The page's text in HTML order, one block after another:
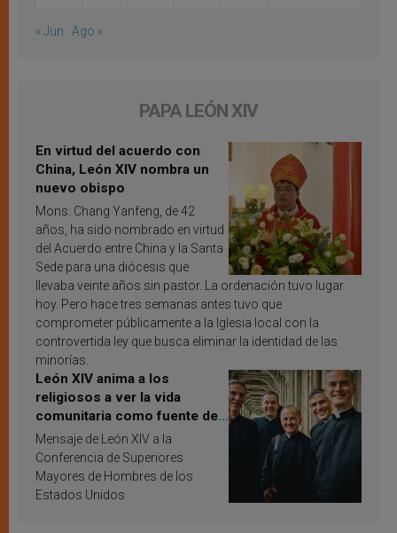
« Jun Ago »
PAPA LEÓN XIV
En virtud del acuerdo con
China, León XIV nombra un
nuevo obispo
Mons. Chang Yanfeng, de 42
años, ha sido nombrado en virtud
del Acuerdo entre China y la Santa
Sede para una diócesis que
llevaba veinte años sin pastor. La ordenación tuvo lugar
hoy. Pero hace tres semanas antes tuvo que
comprometer públicamente a la Iglesia local con la
controvertida ley que busca eliminar la identidad de las
minorías.
León XIV anima a los
religiosos a ver la vida
comunitaria como fuente de
inspiración y santificación
Mensaje de León XIV a la
Conferencia de Superiores
Mayores de Hombres de los
Estados Unidos